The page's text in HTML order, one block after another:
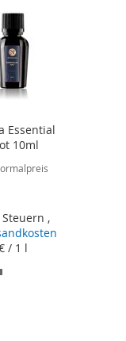
Essential
10ml
,
/ 1 l